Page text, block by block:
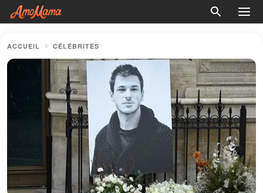
ACCUEIL CÉLÉBRITÉS